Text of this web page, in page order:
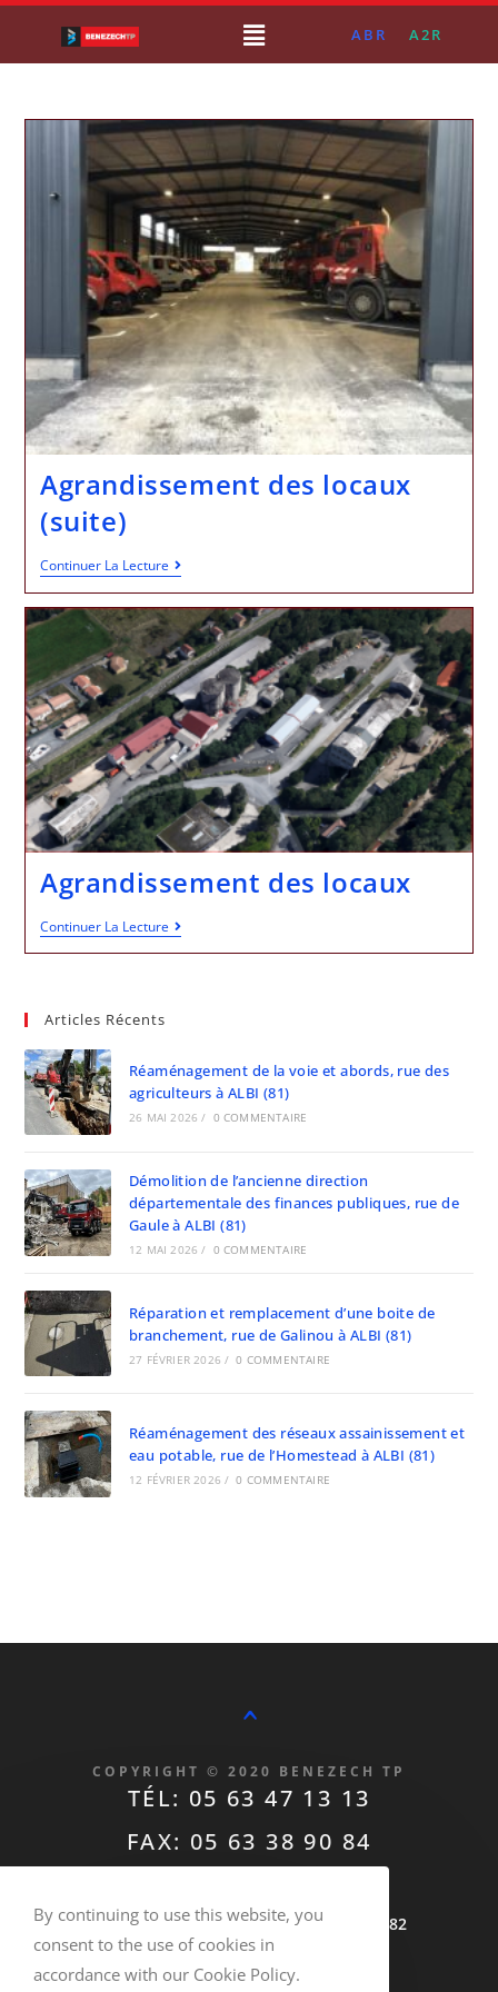
ABR A2R
Agrandissement des locaux
(suite)
Continuer La Lecture
Agrandissement des locaux
Continuer La Lecture
Articles Récents
Réaménagement de la voie et abords, rue des
agriculteurs à ALBI (81)
26 MAI 2026 / 0 COMMENTAIRE
Démolition de l’ancienne direction
départementale des finances publiques, rue de
Gaule à ALBI (81)
12 MAI 2026 / 0 COMMENTAIRE
Réparation et remplacement d’une boite de
branchement, rue de Galinou à ALBI (81)
27 FÉVRIER 2026 / 0 COMMENTAIRE
Réaménagement des réseaux assainissement et
eau potable, rue de l’Homestead à ALBI (81)
12 FÉVRIER 2026 / 0 COMMENTAIRE
^
COPYRIGHT © 2020 BENEZECH TP
TÉL: 05 63 47 13 13
FAX: 05 63 38 90 84
T.V.A Intracommunautaire FR70305475782
ALBI REMBLAIS RECYCLÉS
By continuing to use this website, you
consent to the use of cookies in
accordance with our Cookie Policy.